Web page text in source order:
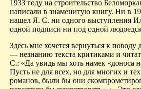
1933 году на строительство
написали в знаменитую книгу. Ни в
нашел Я. С. ни одного выступления
одной подписи ни под одной
Здесь мне хочется вернуться к
— незнанию текста критиками и
С.: «Да увидь мы хоть намек
Пусть не для всех, но для многих и
романов, были бы они